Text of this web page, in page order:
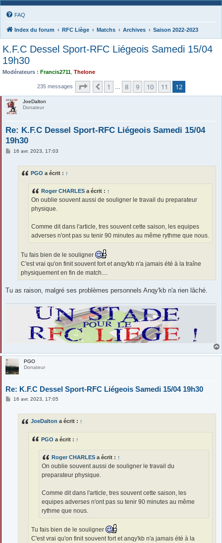
FAQ
Index du forum RFC Liège Matchs Archives Saison 2022-2023
K.F.C Dessel Sport-RFC Liégeois Samedi 15/04
19h30
Modérateurs : Francis2711 Thelone
235 messages Page 12 12
Précédente
1 8 9 10 11 12
JoeDalton
Donateur
Re: K.F.C Dessel Sport-RFC Liégeois Samedi 15/04
19h30
M16 avr. 2023, 17:03
PGO a écrit : ↑
Roger CHARLES a écrit : ↑
On oublie souvent aussi de souligner le travail du preparateur
physique.
Comme dit dans l'article, tres souvent cette saison, les equipes
adverses n'ont pas su tenir 90 minutes au même rythme que nous.
Tu fais bien de le souligner
C'est vrai qu'on finit souvent fort et anqy'kb n'a jamais été à la traîne
physiquement en fin de match....
Tu as raison, malgré ses problèmes personnels Anqy'kb n'a rien lâché.
PGO
Donateur
Re: K.F.C Dessel Sport-RFC Liégeois Samedi 15/04 19h30
M16 avr. 2023, 17:05
JoeDalton a écrit : ↑
PGO a écrit : ↑
Roger CHARLES a écrit : ↑
On oublie souvent aussi de souligner le travail du
preparateur physique.
Comme dit dans l'article, tres souvent cette saison, les
equipes adverses n'ont pas su tenir 90 minutes au même
rythme que nous.
Tu fais bien de le souligner
C'est vrai qu'on finit souvent fort et anqy'kb n'a jamais été à la